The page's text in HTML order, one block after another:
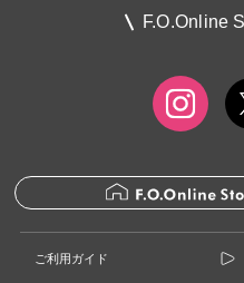
F.O.Online
ご利用ガイド